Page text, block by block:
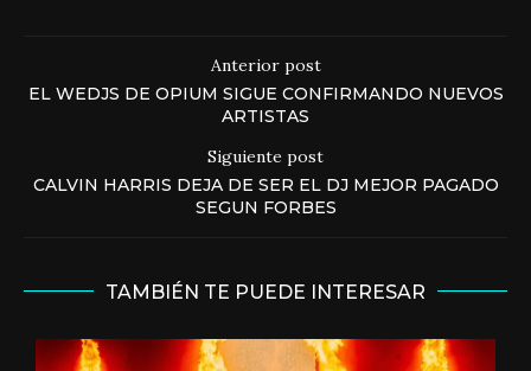
Anterior post
EL WEDJS DE OPIUM SIGUE CONFIRMANDO NUEVOS
ARTISTAS
Siguiente post
CALVIN HARRIS DEJA DE SER EL DJ MEJOR PAGADO
SEGUN FORBES
TAMBIÉN TE PUEDE INTERESAR